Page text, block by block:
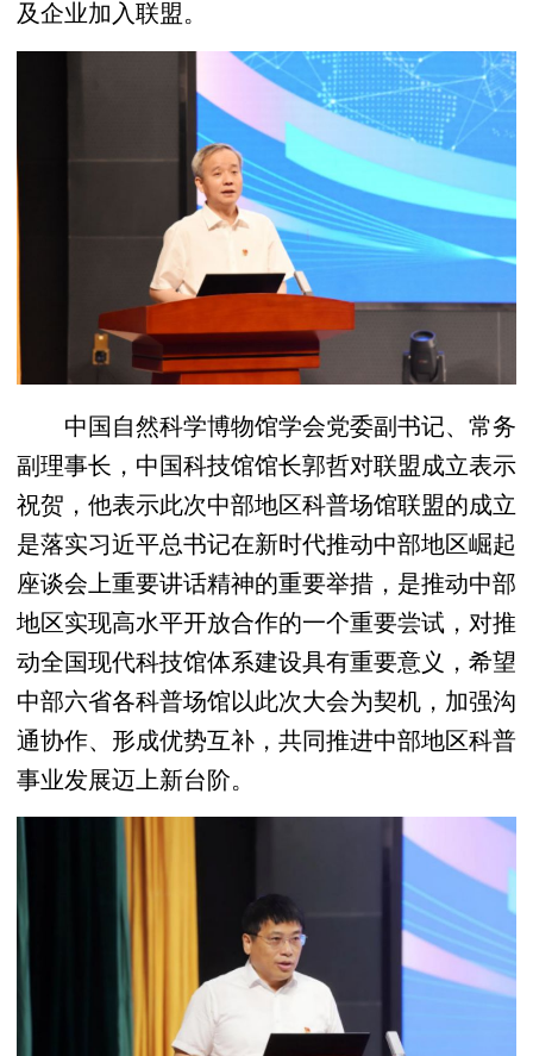
及企业加入联盟。
中国自然科学博物馆学会党委副书记、常务
副理事长，中国科技馆馆长郭哲对联盟成立表示
祝贺，他表示此次中部地区科普场馆联盟的成立
是落实习近平总书记在新时代推动中部地区崛起
座谈会上重要讲话精神的重要举措，是推动中部
地区实现高水平开放合作的一个重要尝试，对推
动全国现代科技馆体系建设具有重要意义，希望
中部六省各科普场馆以此次大会为契机，加强沟
通协作、形成优势互补，共同推进中部地区科普
事业发展迈上新台阶。